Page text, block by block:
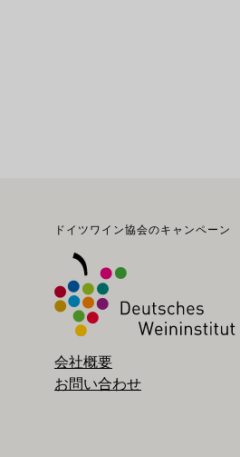
フッタードイツワイン協会のキャンペーン
会社概要
お問い合わせ